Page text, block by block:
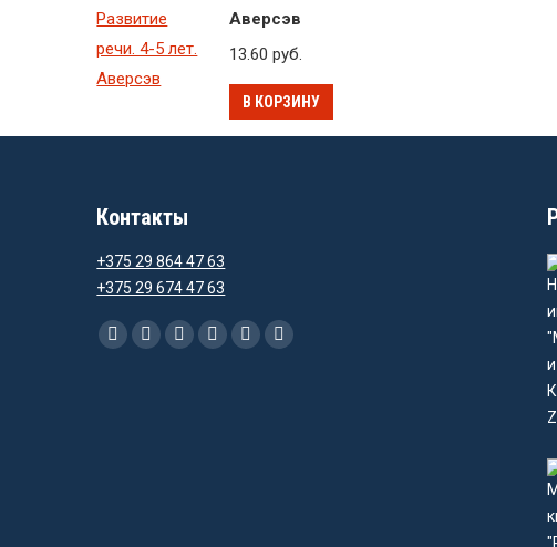
Аверсэв
13.60руб.
В КОРЗИНУ
Контакты
+375 29 864 47 63
+375 29 674 47 63
Ищите нас:
FacebookInstagram
EmailViberWhatsAppTelegram